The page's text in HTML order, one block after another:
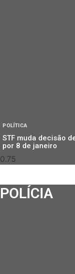
POLÍTICA
STF muda decisão
por 8 de janeiro
POLÍCIA